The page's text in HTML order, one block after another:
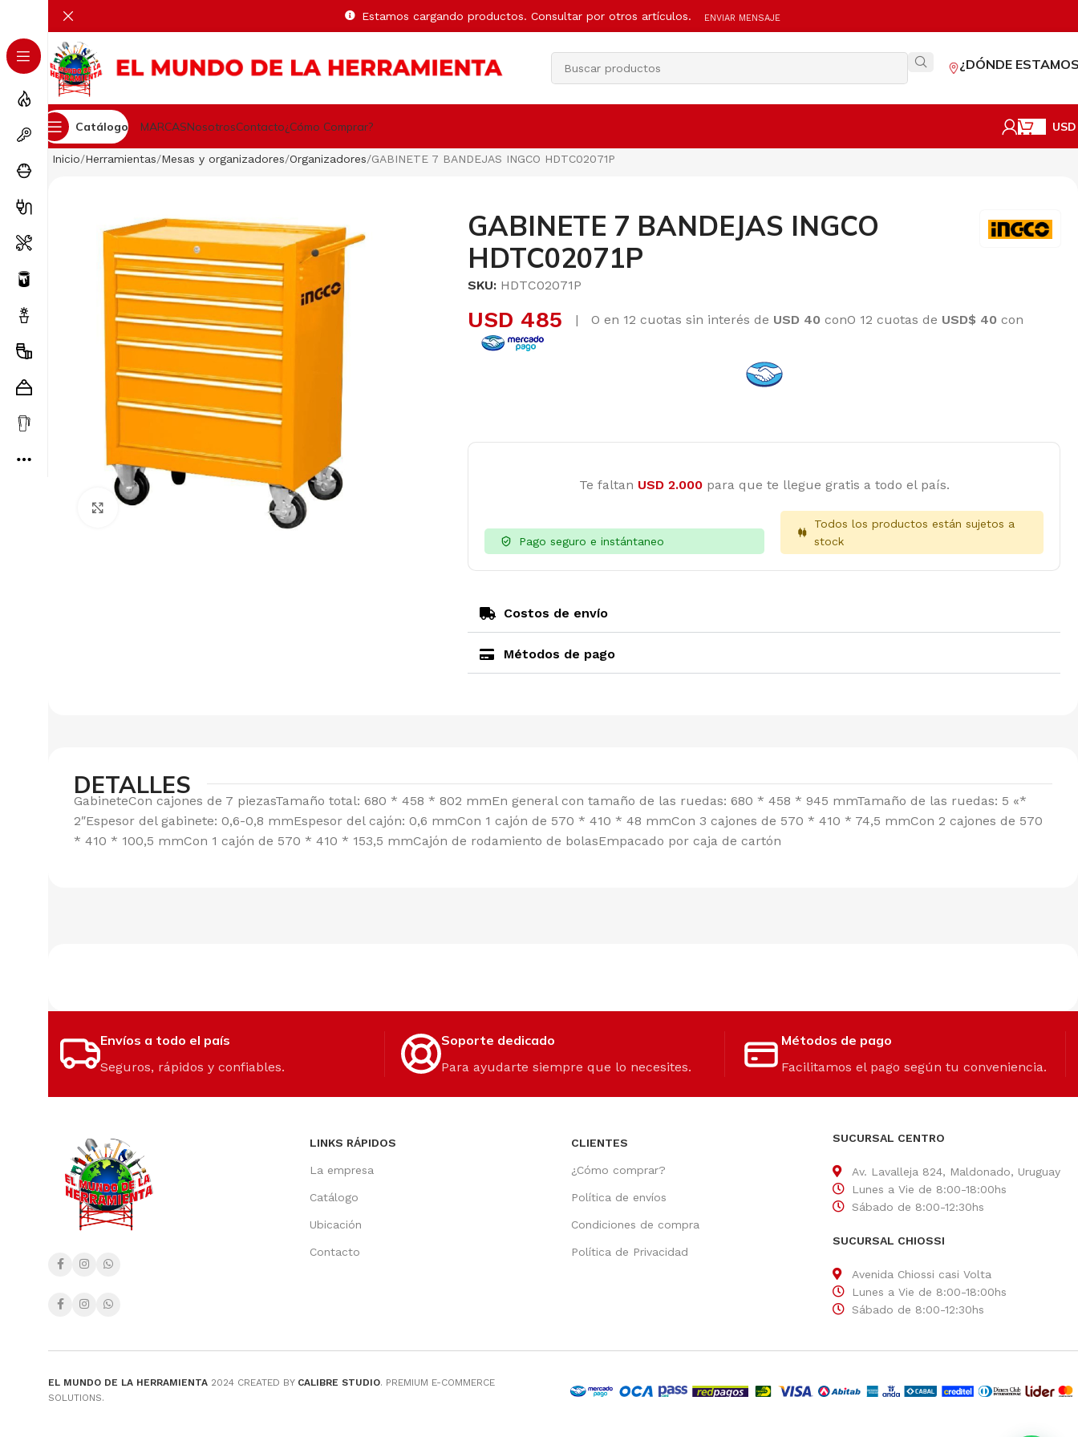
¿DÓNDE
Catálogo MARCASNosotrosContacto¿Cómo Comprar? USD
Inicio Herramientas Mesas y organizadores Organizadores GABINETE 7 BANDEJAS INGCO HDTC02071P
Clic para ampliar
GABINETE 7 BANDEJAS INGCO
HDTC02071P
SKU: HDTC02071P
USD 485 | O en 12 cuotas sin interés de USD 40 conO 12 cuotas de USD$ 40 con
Te faltan USD2.000para que te llegue gratis a todo el país.
Pago seguro e instántaneo
Todos los productos están sujetos a
stock
Costos de envío
Métodos de pago
DETALLES
GabineteCon cajones de 7 piezasTamaño total: 680 * 458 * 802 mmEn general con tamaño de las ruedas: 680 * 458 * 945 mmTamaño de las ruedas: 5 «*
2″Espesor del gabinete: 0,6-0,8 mmEspesor del cajón: 0,6 mmCon 1 cajón de 570 * 410 * 48 mmCon 3 cajones de 570 * 410 * 74,5 mmCon 2 cajones de 570
* 410 * 100,5 mmCon 1 cajón de 570 * 410 * 153,5 mmCajón de rodamiento de bolasEmpacado por caja de cartón
Envíos a todo el país
Seguros, rápidos y confiables.
Soporte dedicado
Para ayudarte siempre que lo necesites.
Métodos de pago
Facilitamos el pago según tu conveniencia.
LINKS RÁPIDOS
La empresa
Catálogo
Ubicación
Contacto
CLIENTES
¿Cómo comprar?
Política de envíos
Condiciones de compra
Política de Privacidad
SUCURSAL CENTRO
Av. Lavalleja 824, Maldonado, Uruguay
Lunes a Vie de 8:00-18:00hs
Sábado de 8:00-12:30hs
SUCURSAL CHIOSSI
Avenida Chiossi casi Volta
Lunes a Vie de 8:00-18:00hs
Sábado de 8:00-12:30hs
EL MUNDO DE LA HERRAMIENTA 2024 CREATED BY CALIBRE STUDIO. PREMIUM E-COMMERCE
SOLUTIONS.
Estamos cargando productos. Consultar por otros artículos. ENVIAR MENSAJE